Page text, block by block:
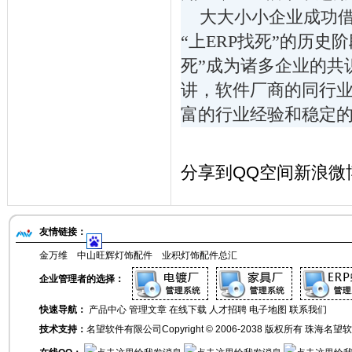
大大小小企业成功
“上ERP找死”的历史
死”成为诸多企业的共
讲，软件厂商的同行
富的行业经验和稳定
分享到 QQ空间新浪微
友情链接：
金万维 中山旺辉灯饰配件 业积灯饰配件总汇
企业管理者的选择：
快速导航： 产品中心 管理文章 在线下载 人才招聘 电子地图 联系我们
技术支持： 名望软件有限公司 Copyright © 2006-2038 版权所有 珠海名望